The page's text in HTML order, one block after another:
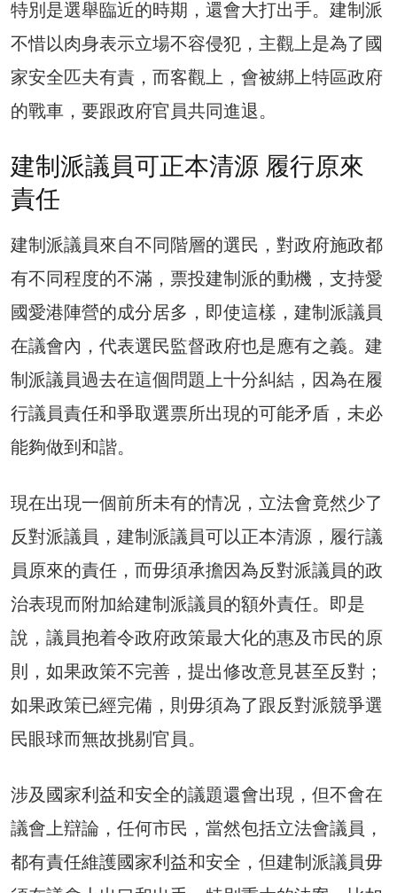
特別是選舉臨近的時期，還會大打出手。建制派
不惜以肉身表示立場不容侵犯，主觀上是為了國
家安全匹夫有責，而客觀上，會被綁上特區政府
的戰車，要跟政府官員共同進退。
建制派議員可正本清源 履行原來
責任
建制派議員來自不同階層的選民，對政府施政都
有不同程度的不滿，票投建制派的動機，支持愛
國愛港陣營的成分居多，即使這樣，建制派議員
在議會內，代表選民監督政府也是應有之義。建
制派議員過去在這個問題上十分糾結，因為在履
行議員責任和爭取選票所出現的可能矛盾，未必
能夠做到和諧。
現在出現一個前所未有的情况，立法會竟然少了
反對派議員，建制派議員可以正本清源，履行議
員原來的責任，而毋須承擔因為反對派議員的政
治表現而附加給建制派議員的額外責任。即是
說，議員抱着令政府政策最大化的惠及市民的原
則，如果政策不完善，提出修改意見甚至反對；
如果政策已經完備，則毋須為了跟反對派競爭選
民眼球而無故挑剔官員。
涉及國家利益和安全的議題還會出現，但不會在
議會上辯論，任何市民，當然包括立法會議員，
都有責任維護國家利益和安全，但建制派議員毋